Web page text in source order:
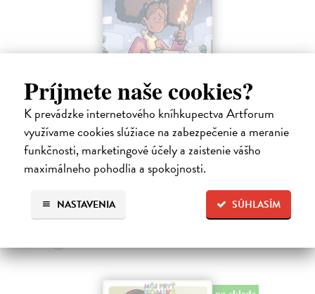
Príjmete naše cookies?
K prevádzke internetového kníhkupectva Artforum
využívame cookies slúžiace na zabezpečenie a meranie
funkčnosti, marketingové účely a zaistenie vášho
maximálneho pohodlia a spokojnosti.
SÚHLASÍM
NASTAVENIA
Minecraft: Srdce z kameňa 2
Clemson Andrew, Lawson Jeremy, Esposito Taylor| Kniha
Druhé pokračovanie napínavého dobrodružstva zo sveta Minecraftu.
Samotársky farmár Cobb sa chce len starať o svoju úrodu, zbierať
suroviny a mať pokoj.
9,45 €